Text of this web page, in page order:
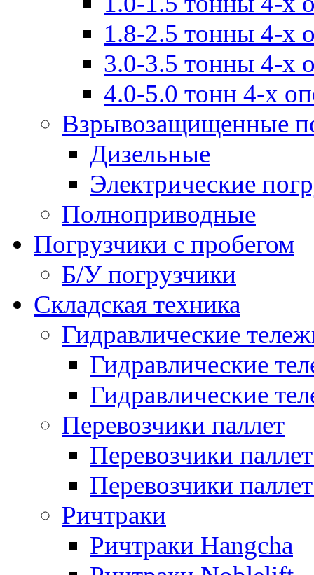
1.8-2.5 тонны 4-х
3.0-3.5 тонны 4-х
4.0-5.0 тонн 4-х
Взрывозащищенные
Дизельные
Электрические
Полноприводные
Погрузчики с пробегом
Б/У погрузчики
Складская техника
Гидравлические
Гидравлические
Гидравлические
Перевозчики паллет
Перевозчики
Перевозчики
Ричтраки
Ричтраки Hangcha